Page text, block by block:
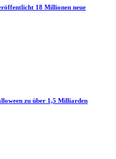
18 Millionen neue
zu über 1,5 Milliarden